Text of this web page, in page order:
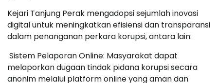
Kejari Tanjung Perak mengadopsi sejumlah inovasi
digital untuk meningkatkan efisiensi dan transparansi
dalam penanganan perkara korupsi, antara lain:
Sistem Pelaporan Online: Masyarakat dapat
melaporkan dugaan tindak pidana korupsi secara
anonim melalui platform online yang aman dan